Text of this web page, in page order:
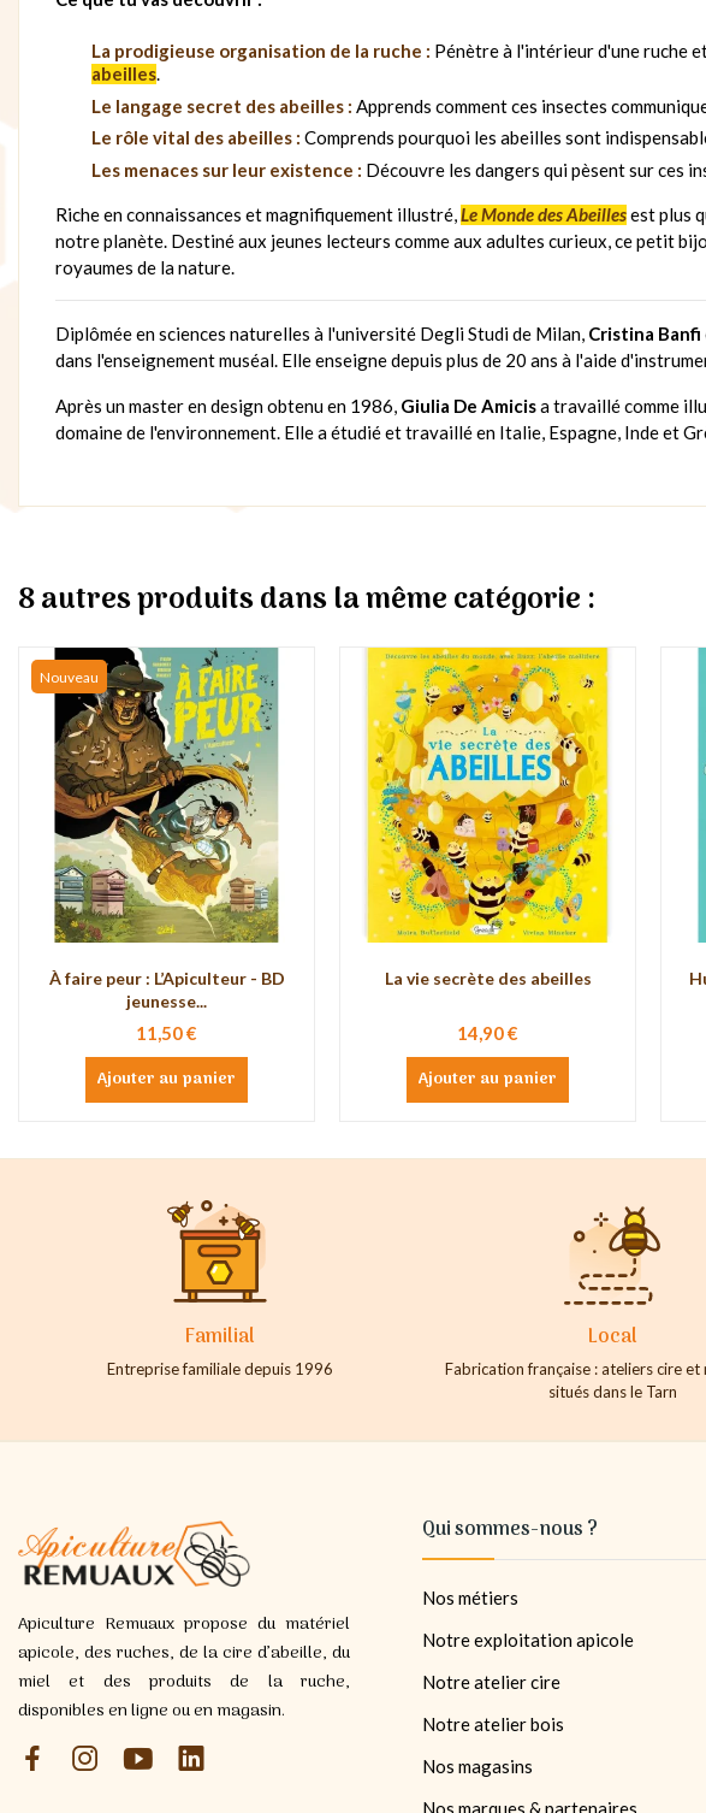
La prodigieuse organisation de la ruche : Pénètre à l'intérieur d'une ruche
abeilles.
Le langage secret des abeilles : Apprends comment ces insectes
Le rôle vital des abeilles : Comprends pourquoi les abeilles sont
Les menaces sur leur existence : Découvre les dangers qui pèsent sur ces
Riche en connaissances et magnifiquement illustré,Le Monde des Abeillesest plus
notre planète. Destiné aux jeunes lecteurs comme aux adultes curieux, ce petit
royaumes de la nature.
Diplômée en sciences naturelles à l'université Degli Studi de Milan, Cristina Banfi
dans l'enseignement muséal. Elle enseigne depuis plus de 20 ans à l'aide
Après un master en design obtenu en 1986, Giulia De Amicisa travaillé comme
domaine de l'environnement. Elle a étudié et travaillé en Italie, Espagne, Inde et
8 autres produits dans la même catégorie :
Nouveau
À faire peur : L’Apiculteur - BD
jeunesse...
11,50 €
Ajouter au panier
La vie secrète des abeilles
14,90 €
Ajouter au panier
Familial
Entreprise familiale depuis 1996
Local
Fabrication française : ateliers cire et
situés dans le Tarn
Apiculture Remuaux propose du matériel
apicole, des ruches, de la cire d’abeille, du
miel et des produits de la ruche,
disponibles en ligne ou en magasin.
Qui sommes-nous ?
Nos métiers
Notre exploitation apicole
Notre atelier cire
Notre atelier bois
Nos magasins
Nos marques & partenaires